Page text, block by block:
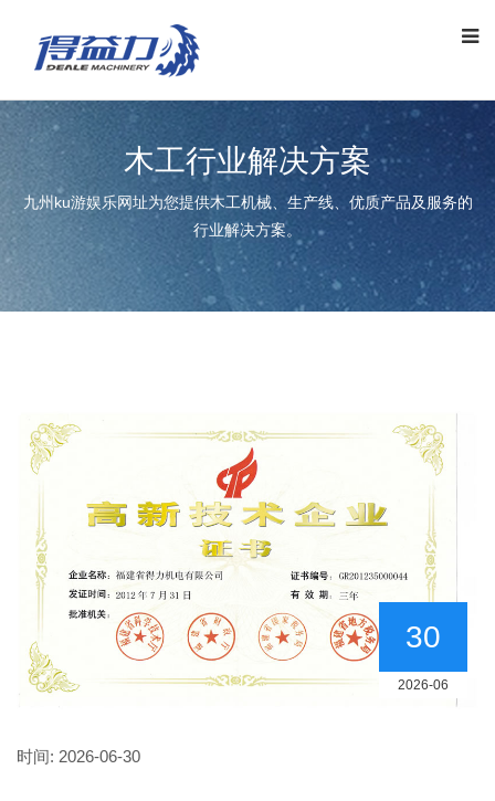
木工行业解决方案
九州ku游娱乐网址为您提供木工机械、生产线、优质产品及服务的
行业解决方案。
30
2026-06
时间: 2026-06-30